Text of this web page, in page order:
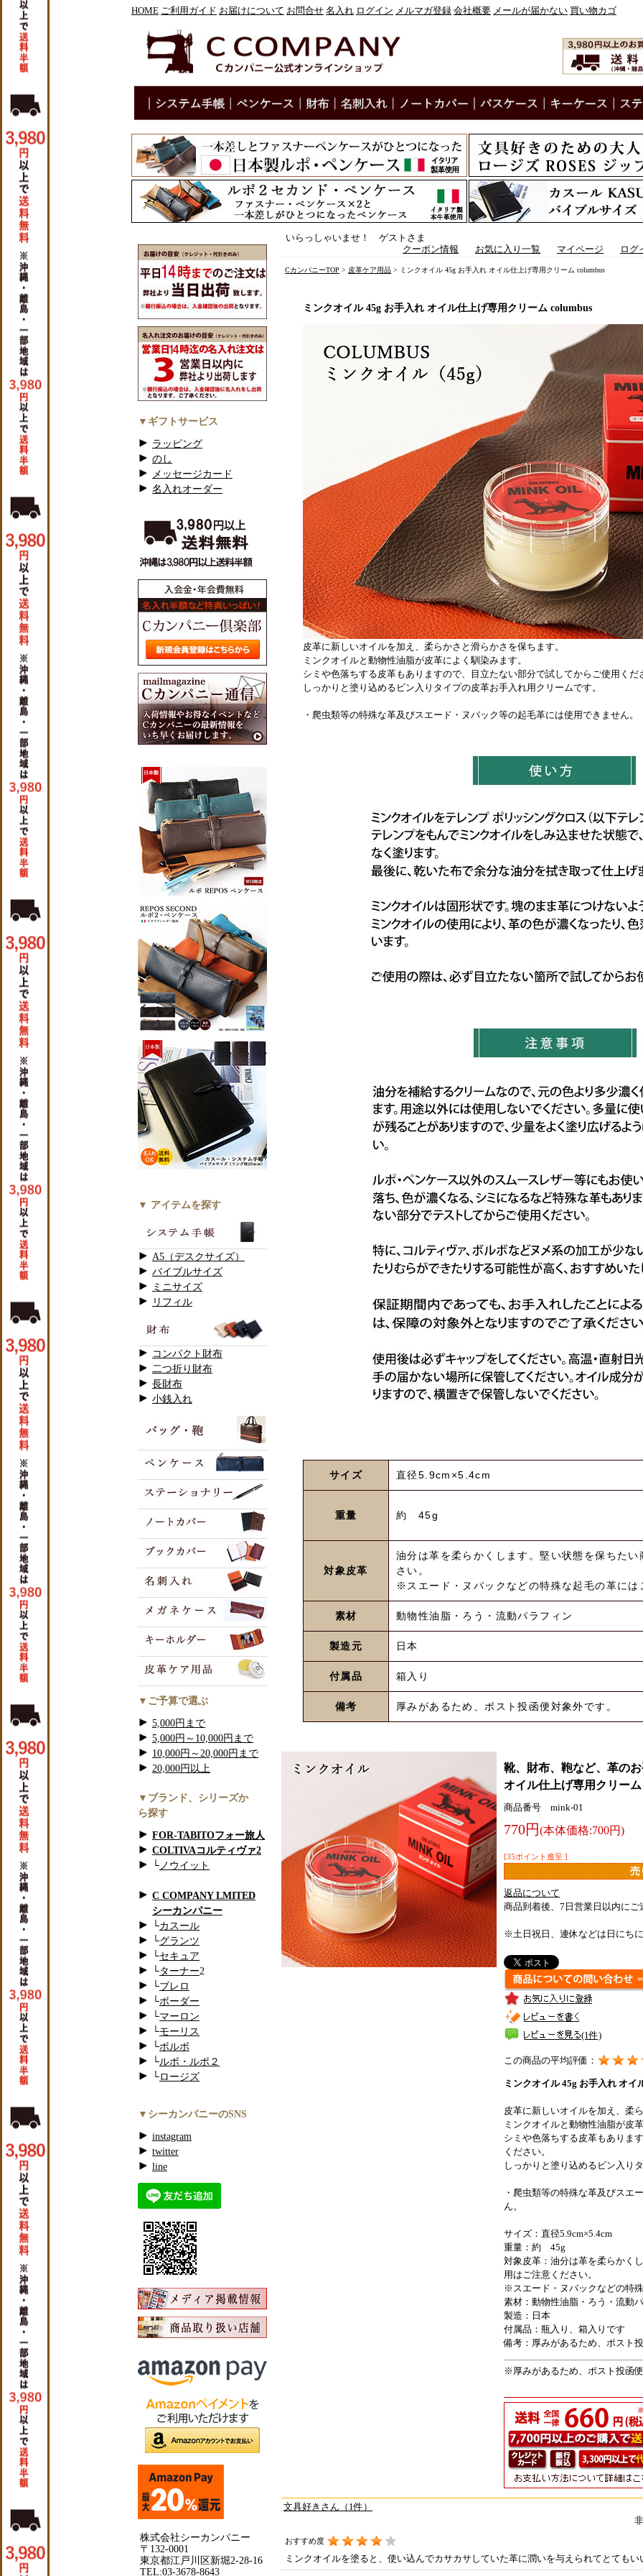
HOME ご利用ガイド お届けについて お問合せ 名入れ ログイン メルマガ登録 会社概要 メールが届かない 買い物カゴ
▼ギフトサービス
ラッピング
のし
メッセージカード
名入れオーダー
▼ アイテムを探す
A5（デスクサイズ）
バイブルサイズ
ミニサイズ
リフィル
コンパクト財布
二つ折り財布
長財布
小銭入れ
▼ご予算で選ぶ
5,000円まで
5,000円～10,000円まで
10,000円～20,000円まで
20,000円以上
▼ブランド、シリーズか
ら探す
FOR-TABITOフォー旅人
COLTIVAコルティヴァ2
└ ノウイット
C COMPANY LMITED
シーカンパニー
└カスール
└グランツ
└セキュア
└ターナー2
└ブレロ
└ボーダー
└マーロン
└モーリス
└ボルボ
└ルポ・ルポ２
└ロージズ
▼シーカンパニーのSNS
instagram
twitter
line
株式会社シーカンパニー
〒132-0001
東京都江戸川区新堀2-28-16
TEL:03-3678-8643
いらっしゃいませ！ ゲストさま
クーポン情報
お気に入り一覧 マイページ ログ
CカンパニーTOP > 皮革ケア用品 > ミンクオイル 45g お手入れ オイル仕上げ専用クリーム columbus
ミンクオイル 45g お手入れ オイル仕上げ専用クリーム columbus
皮革に新しいオイルを加え、柔らかさと滑らかさを保ちます。
ミンクオイルと動物性油脂が皮革によく馴染みます。
シミや色落ちする皮革もありますので、目立たない部分で試してからご使用くだ
しっかりと塗り込めるビン入りタイプの皮革お手入れ用クリームです。
・爬虫類等の特殊な革及びスエード・ヌバック等の起毛革には使用できません。
サイズ 直径5.9cm×5.4cm
重量 約 45g
対象皮革
油分は革を柔らかくします。堅い状態を保ちた
さい。
※スエード・ヌバックなどの特殊な起毛の革には
素材 動物性油脂・ろう・流動パラフィン
製造元 日本
付属品 箱入り
備考 厚みがあるため、ポスト投函便対象外です。
靴、財布、鞄など、革の
オイル仕上げ専用クリーム
商品番号 mink-01
770円(本体価格:700円)
[35ポイント進呈 ]
売
返品について
商品到着後、7日営業日以内に
※土日祝日、連休などは日にち
(1件)
この商品の平均評価：
ミンクオイル 45g お手入れ オ
皮革に新しいオイルを加え、柔
ミンクオイルと動物性油脂が皮
シミや色落ちする皮革もありま
ください。
しっかりと塗り込めるビン入り
・爬虫類等の特殊な革及びスエ
ん。
サイズ：直径5.9cm×5.4cm
重量：約 45g
対象皮革：油分は革を柔らかく
用はご注意ください。
※スエード・ヌバックなどの特
素材：動物性油脂・ろう・流動
製造：日本
付属品：瓶入り、箱入りです
備考：厚みがあるため、ポスト
※厚みがあるため、ポスト投函
文具好きさん（1件）
おすすめ度
ミンクオイルを塗ると、使い込んでカサカサしていた革に潤いを与えられてとてもい